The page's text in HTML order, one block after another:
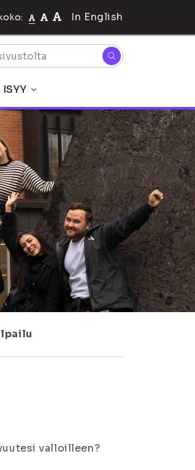
In English
valloilleen?